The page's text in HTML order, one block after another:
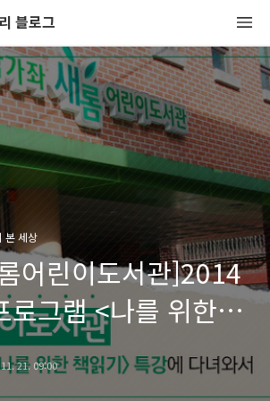
블로그
본 세상
어린이도서관]2014
로그램 <나를 위한
에 다녀와서
21. 09:00